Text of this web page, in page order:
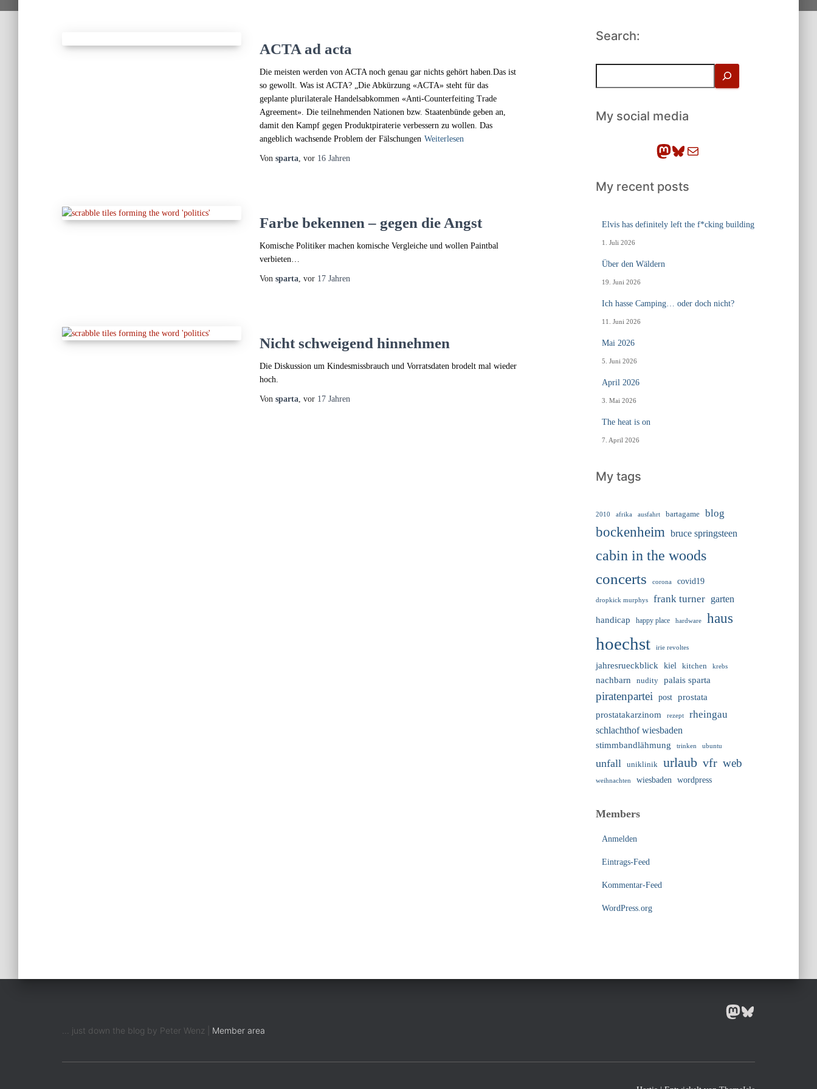
ACTA ad acta
Die meisten werden von ACTA noch genau gar nichts gehört haben.Das ist
so gewollt. Was ist ACTA? „Die Abkürzung «ACTA» steht für das
geplante plurilaterale Handelsabkommen «Anti-Counterfeiting Trade
Agreement». Die teilnehmenden Nationen bzw. Staatenbünde geben an,
damit den Kampf gegen Produktpiraterie verbessern zu wollen. Das
angeblich wachsende Problem der Fälschungen Weiterlesen
Von sparta, vor 16 Jahren
Farbe bekennen – gegen die Angst
Komische Politiker machen komische Vergleiche und wollen Paintbal
verbieten…
Von sparta, vor 17 Jahren
Nicht schweigend hinnehmen
Die Diskussion um Kindesmissbrauch und Vorratsdaten brodelt mal wieder
hoch.
Von sparta, vor 17 Jahren
Search:
h
eMy social media
Mastodon Bluesky E-Mail
My recent posts
Elvis has definitely left the f*cking building
1. Juli 2026
Über den Wäldern
19. Juni 2026
Ich hasse Camping… oder doch nicht?
11. Juni 2026
Mai 2026
5. Juni 2026
April 2026
3. Mai 2026
The heat is on
7. April 2026
My tags
2010 afrika ausfahrt bartagame blog
bockenheim bruce springsteen
cabin in the woods
concerts
corona covid19
dropkick murphys frank turner
garten
handicap
happy place hardware haus
hoechst irie revoltes
jahresrueckblick kiel kitchen krebs
nachbarn nudity palais sparta
piratenpartei post
prostata
prostatakarzinom
rezept rheingau
schlachthof wiesbaden
stimmbandlähmung trinken ubuntu
unfall uniklinik urlaub vfr web
weihnachten wiesbaden wordpress
Members
Anmelden
Eintrags-Feed
Kommentar-Feed
WordPress.org
... just down the blog by Peter Wenz | Member area
MASTODON